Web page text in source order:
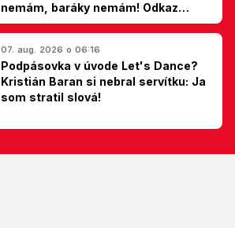
nemám, baráky nemám! Odkaz
Slovákom
07. aug. 2026 o 06:16
Podpásovka v úvode Let's Dance?
Kristián Baran si nebral servítku: Ja
som stratil slová!